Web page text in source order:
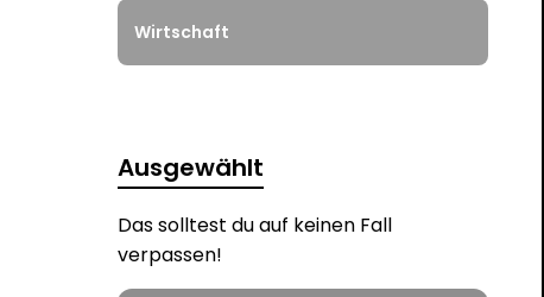
Wirtschaft
Ausgewählt
Das solltest du auf keinen Fall
verpassen!